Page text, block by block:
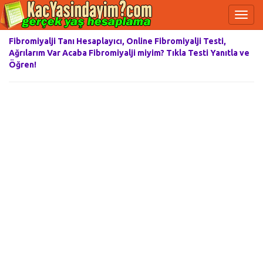
Fibromiyalji Tanı Hesaplayıcı, Online Fibromiyalji Testi,
Ağrılarım Var Acaba Fibromiyalji miyim? Tıkla Testi Yanıtla ve
Öğren!